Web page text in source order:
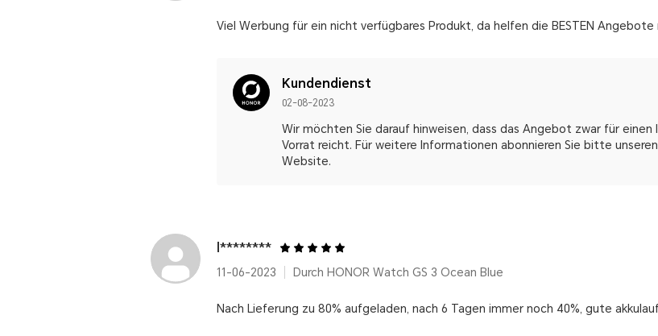
Viel Werbung für ein nicht verfügbares Produkt, da helfen die BESTEN Angebote
Kundendienst
02-08-2023
Wir möchten Sie darauf hinweisen, dass das Angebot zwar für
Vorrat reicht. Für weitere Informationen abonnieren Sie bitte
Website.
l********
11-06-2023 Durch HONOR Watch GS 3 Ocean Blue
Nach Lieferung zu 80% aufgeladen, nach 6 Tagen immer noch 40%, gute